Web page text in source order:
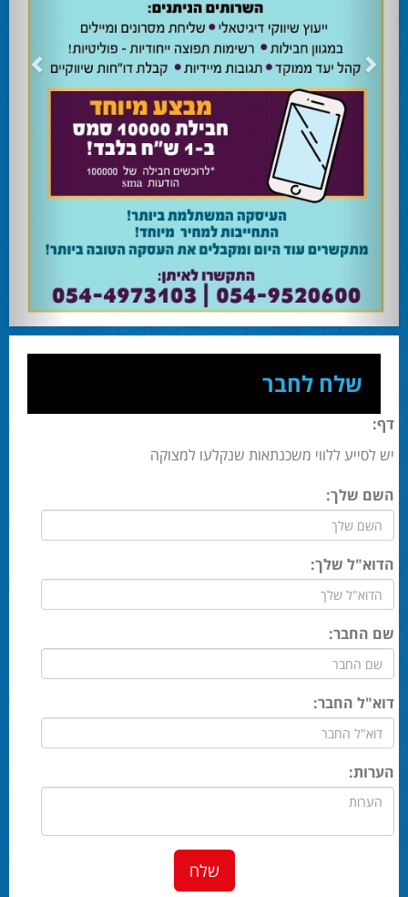
השרה מירי רגב קוראת לבוא ולהצביע ולהשפיע 24.02.24
השרה מירי רגב קוראת לבוא ולהצביע ולהשפיע בבחירות המוניציפליות שיתקיימו ביום
אוהד שגב הפסיד בעכו
עמיחי בן שלוש מקורבו של השר ניר ברקת ניצח את הבחירות בעכו ויכהן כראש העיר.
מחל זכתה במנדט אחד בבאר שבע
עו''ד אמנון כהן שעומד בראש רשימת מחל למועצת העיר זכה במנדט אחד ואילו שמעון
בוקר שהתמודד אף הוא למועצה לא הצליח להיבחר.
המשבר בליכוד העולמי 23.10.24
האם ההסכם של מיקי זוהר מחזק את הימין או השמאל? האם ההסכם חוקי או לא?שמירה
או הדחה? ומה יחליט בעתיד המרכז? עוד שנה בחירות בליכוד העולמי . הכל במגזין
המלא - עמ' 4.
שלח לחבר
דף:
יש לסייע ללווי משכנתאות שנקלעו למצוקה
השם שלך:
הדוא"ל שלך:
שם החבר:
דוא"ל החבר:
הערות: